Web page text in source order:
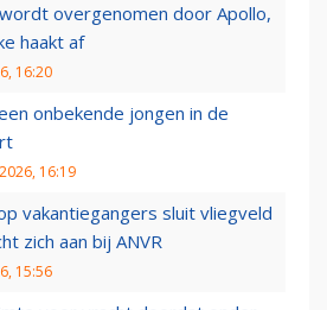
overgenomen door Apollo,
haakt af
16:20
onbekende jongen in de
16:19
vakantiegangers sluit vliegveld
zich aan bij ANVR
15:56